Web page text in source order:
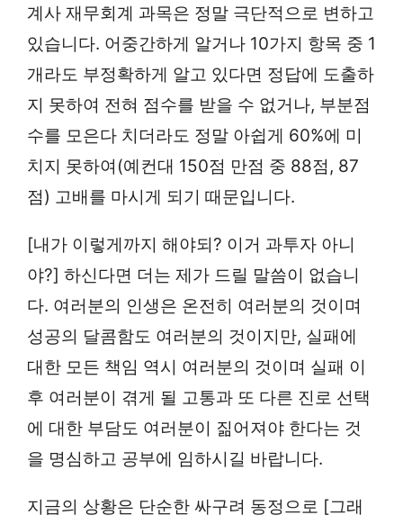
계사 재무회계 과목은 정말 극단적으로 변하고
있습니다. 어중간하게 알거나 10가지 항목 중 1
개라도 부정확하게 알고 있다면 정답에 도출하
지 못하여 전혀 점수를 받을 수 없거나, 부분점
수를 모은다 치더라도 정말 아쉽게 60%에 미
치지 못하여(예컨대 150점 만점 중 88점, 87
점) 고배를 마시게 되기 때문입니다.
[내가 이렇게까지 해야되? 이거 과투자 아니
야?] 하신다면 더는 제가 드릴 말씀이 없습니
다. 여러분의 인생은 온전히 여러분의 것이며
성공의 달콤함도 여러분의 것이지만, 실패에
대한 모든 책임 역시 여러분의 것이며 실패 이
후 여러분이 겪게 될 고통과 또 다른 진로 선택
에 대한 부담도 여러분이 짊어져야 한다는 것
을 명심하고 공부에 임하시길 바랍니다.
지금의 상황은 단순한 싸구려 동정으로 [그래